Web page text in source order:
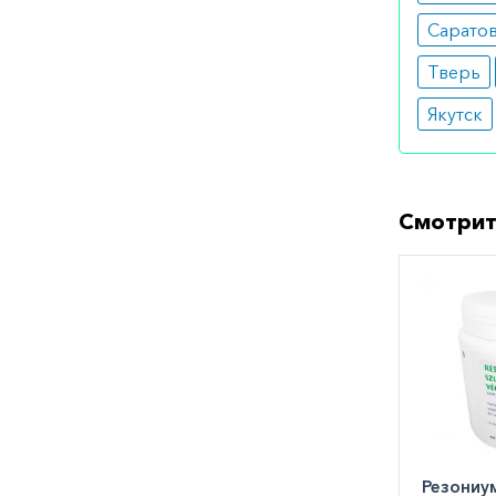
Как
Саратов
Тверь
Якутск